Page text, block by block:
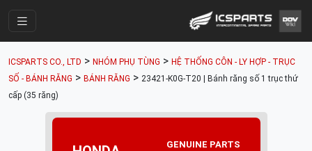
Cửa Hàng
ICSPARTS CO., LTD > NHÓM PHỤ TÙNG > HỆ THỐNG CÔN - LY HỢP - TRỤC
SỐ - BÁNH RĂNG > BÁNH RĂNG > 23421-K0G-T20 | Bánh răng số 1 trục thứ
cấp (35 răng)
GENUINE PARTS